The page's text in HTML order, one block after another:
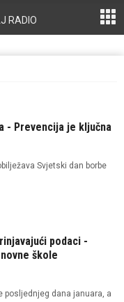
RADIO
- Prevencija je ključna
Svjetski dan borbe
podaci -
škole
posljednjeg dana januara, a